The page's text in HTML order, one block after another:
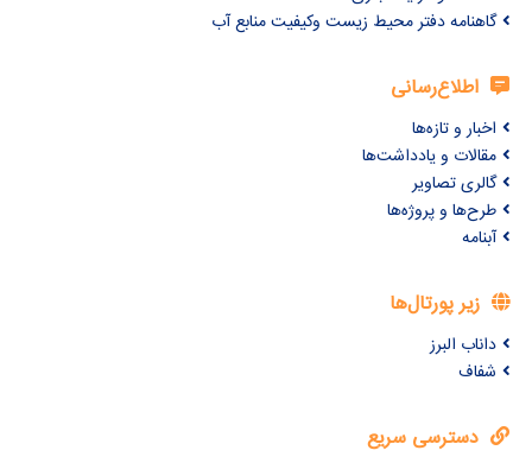
گاهنامه دفتر محیط زیست وکیفیت منابع آب
اطلاع‌رسانی
اخبار و تازه‌ها
مقالات و یادداشت‌ها
گالری تصاویر
طرح‌ها و پروژه‌ها
آبنامه
زیر پورتال‌ها
داناب البرز
شفاف
دسترسی سریع